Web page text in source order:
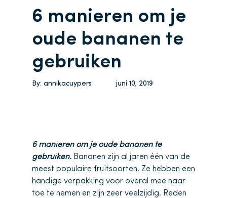
6 manieren om je
oude bananen te
gebruiken
By: annikacuypers juni 10, 2019
6 manieren om je oude bananen te
gebruiken. Bananen zijn al jaren één van de
meest populaire fruitsoorten. Ze hebben een
handige verpakking voor overal mee naar
toe te nemen en zijn zeer veelzijdig. Reden